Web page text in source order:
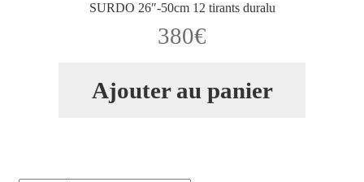
Validation de la commande
SURDO 26″-50cm 12 tirants duralu
380€
Ajouter au panier